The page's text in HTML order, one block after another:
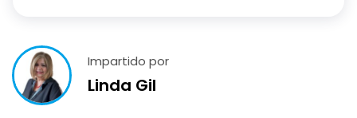
Impartido por
Linda Gil